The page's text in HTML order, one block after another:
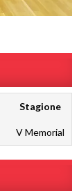
Stagione
V Memorial